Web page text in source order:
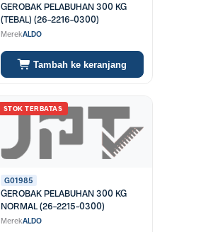
GEROBAK PELABUHAN 300 KG
(TEBAL) (26-2216-0300)
MerekALDO
Tambah ke keranjang
STOK TERBATAS
G01985
GEROBAK PELABUHAN 300 KG
NORMAL (26-2215-0300)
MerekALDO